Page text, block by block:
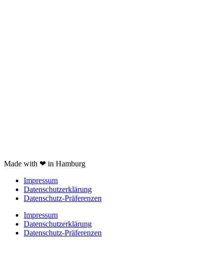
Made with ❤ in Hamburg
Impressum
Datenschutzerklärung
Datenschutz-Präferenzen
Impressum
Datenschutzerklärung
Datenschutz-Präferenzen